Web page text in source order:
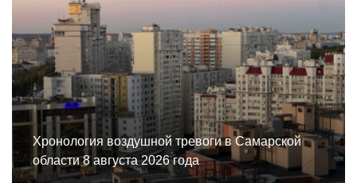
Хронология воздушной тревоги в Самарской
области 8 августа 2026 года